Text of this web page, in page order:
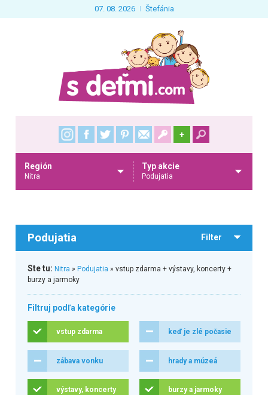
07. 08. 2026 Štefánia
+
Región
Nitra
Typ akcie
Podujatia
Podujatia Filter
Ste tu: Nitra » Podujatia » vstup zdarma + výstavy, koncerty +
burzy a jarmoky
Filtruj podľa kategórie
vstup zdarma keď je zlé počasie
zábava vonku hrady a múzeá
výstavy, koncerty burzy a jarmoky